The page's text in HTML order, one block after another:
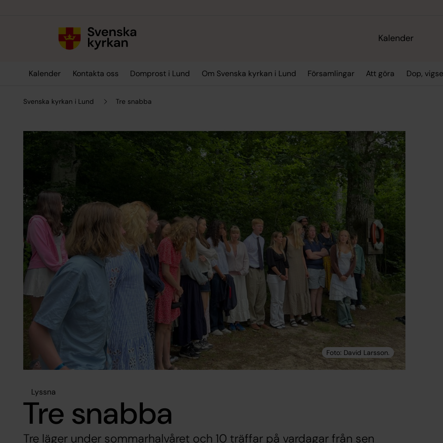
Kalender
Kalender Kontakta oss Domprost i Lund Om Svenska kyrkan i Lund Församlingar Att göra Dop,
Svenska kyrkan i Lund Tre snabba
Lyssna
Tre snabba
Tre läger under sommarhalvåret och 10 träffar på vardagar från sen